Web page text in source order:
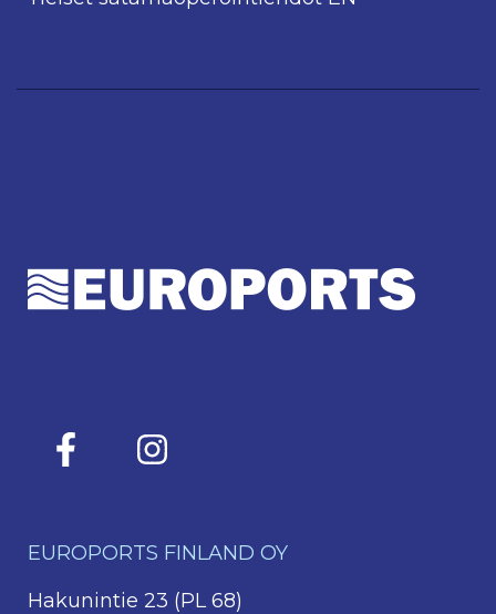
EUROPORTS FINLAND OY
Hakunintie 23 (PL 68)